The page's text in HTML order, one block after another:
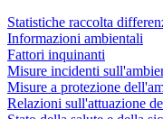
Statistiche raccolta
Informazioni ambientali
Fattori inquinanti
Misure incidenti
Misure a protezione
Relazioni sull'attuazione